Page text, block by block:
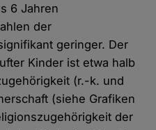
6 Jahren
der
geringer. Der
Kinder ist etwa halb
(r.-k. und
(siehe Grafiken
der